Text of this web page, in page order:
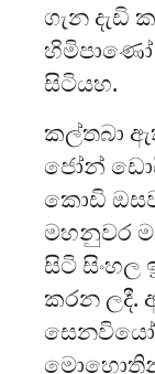
ගැන දැඩි
හිමිපාණෝ
සිටියහ.
කල්තබා
ජෝන්
කොඩි
මහනුවර
සිටි සිංහල
කරන ලදී.
සෙනවියෝ